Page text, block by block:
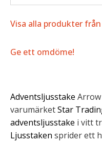
Visa alla produkter
Ge ett omdöme!
Adventsljusstake
varumärketStar
adventsljusstake i vitt
Ljusstaken sprider ett